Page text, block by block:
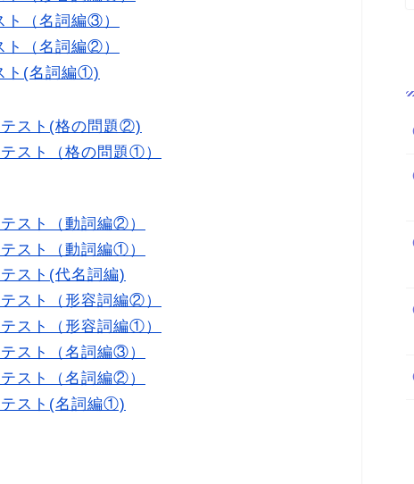
ト（名詞編③）
ト（名詞編②）
ト(名詞編①)
スト(格の問題②)
スト（格の問題①）
スト（動詞編②）
スト（動詞編①）
スト(代名詞編)
スト（形容詞編②）
スト（形容詞編①）
スト（名詞編③）
スト（名詞編②）
スト(名詞編①)